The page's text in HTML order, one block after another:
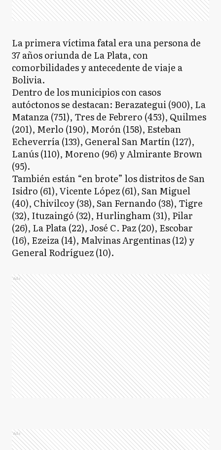
La primera víctima fatal era una persona de
37 años oriunda de La Plata, con
comorbilidades y antecedente de viaje a
Bolivia.
Dentro de los municipios con casos
autóctonos se destacan: Berazategui (900), La
Matanza (751), Tres de Febrero (453), Quilmes
(201), Merlo (190), Morón (158), Esteban
Echeverría (133), General San Martín (127),
Lanús (110), Moreno (96) y Almirante Brown
(95).
También están “en brote” los distritos de San
Isidro (61), Vicente López (61), San Miguel
(40), Chivilcoy (38), San Fernando (38), Tigre
(32), Ituzaingó (32), Hurlingham (31), Pilar
(26), La Plata (22), José C. Paz (20), Escobar
(16), Ezeiza (14), Malvinas Argentinas (12) y
General Rodríguez (10).
Ads
Ads